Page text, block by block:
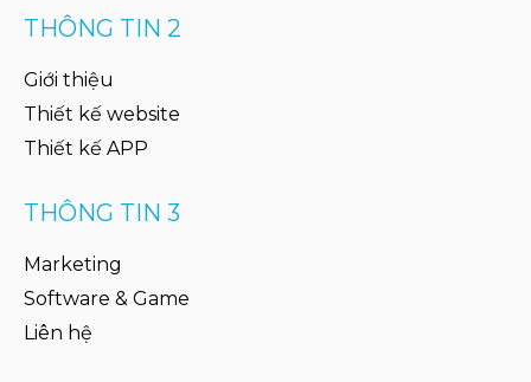
THÔNG TIN 2
Giới thiệu
Thiết kế website
Thiết kế APP
THÔNG TIN 3
Marketing
Software & Game
Liên hệ